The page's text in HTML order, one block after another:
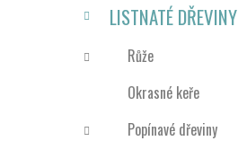
LISTNATÉ DŘEVINY
Růže
Okrasné keře
Popínavé dřeviny